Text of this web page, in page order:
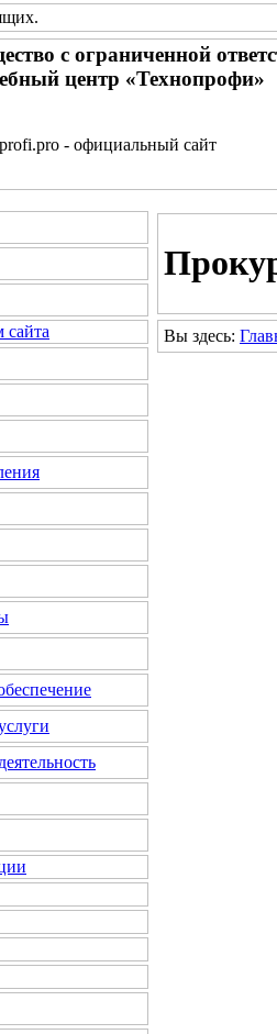
.
с ограниченной
центр «Технопрофи»
- официальный сайт
Вы здесь: